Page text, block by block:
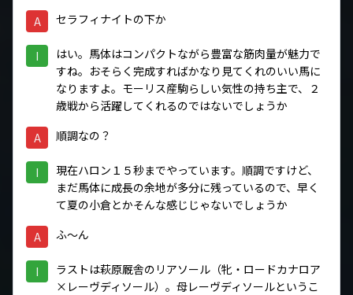
A セラフィナイトの下か
I
はい。馬体はコンパクトながら豊富な筋肉量が魅力で
すね。おそらく完成すればかなり見てくれのいい馬に
なりますよ。モーリス産駒らしい気性の持ち主で、２
歳戦から活躍してくれるのではないでしょうか
A 順調なの？
I
現在ハロン１５秒までやっています。順調ですけど、
まだ馬体に成長の余地が多分に残っているので、早く
て夏の小倉とかそんな感じじゃないでしょうか
A ふ～ん
I
ラストは萩原厩舎のリアソール（牝・ロードカナロア
×レーヴディソール）。母レーヴディソールというこ